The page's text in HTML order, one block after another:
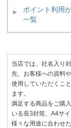
当店では、社名入り
先、お客様への資料
使用していただくこ
ます。
満足する商品をご購
いる長3封筒、A4サ
様々な用途に合わせ
ポイント利用
一覧